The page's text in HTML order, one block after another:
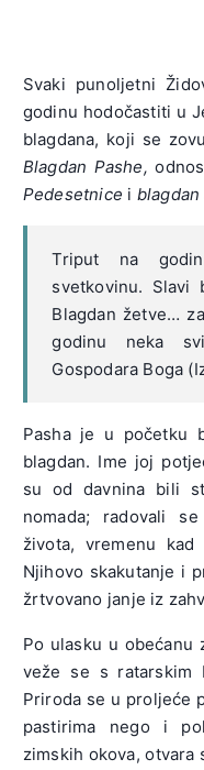
Svaki punoljetni
godinu hodočastiti u
blagdana, koji se
Blagdan Pashe,
Pedesetnice i
Triput na
svetkovinu. Slavi
Blagdan žetve…
godinu neka
Gospodara Boga
Pasha je u početku
blagdan. Ime joj
su od davnina bili
nomada; radovali
života, vremenu
Njihovo skakutanje i
žrtvovano janje iz
Po ulasku u obećanu
veže se s ratarskim
Priroda se u proljeće
pastirima nego i
zimskih okova,